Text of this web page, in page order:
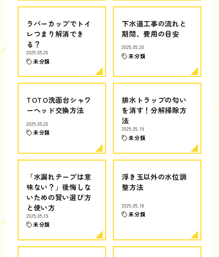
ラバーカップでトイ
レつまり解消でき
る？
2025.05.20
未分類
下水道工事の流れと
期間、費用の目安
2025.05.20
未分類
TOTO洗面台シャワ
ーヘッド交換方法
2025.05.20
未分類
排水トラップの匂い
を消す！分解掃除方
法
2025.05.19
未分類
「水漏れテープは意
味ない？」後悔しな
いための賢い選び方
と使い方
2025.05.19
未分類
浮き玉以外の水位調
整方法
2025.05.18
未分類